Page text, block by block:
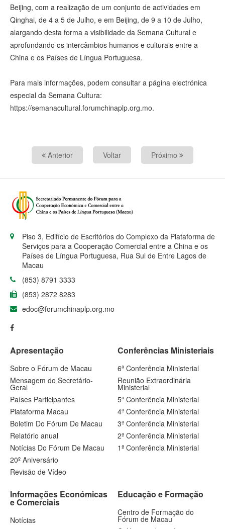
Beijing, com a realização de um conjunto de actividades em
Qinghai, de 4 a 5 de Julho, e em Beijing, de 9 a 10 de Julho,
alargando desta forma a visibilidade da Semana Cultural e
aprofundando os intercâmbios humanos e culturais entre a
China e os Países de Língua Portuguesa.
Para mais informações, podem consultar a página electrónica
especial da Semana Cultura:
https://semanacultural.forumchinaplp.org.mo.
Anterior Voltar Próximo
Piso 3, Edifício de Escritórios do Complexo da Plataforma de
Serviços para a Cooperação Comercial entre a China e os
Países de Língua Portuguesa, Rua Sul de Entre Lagos de
Macau
(853) 8791 3333
(853) 2872 8283
edoc@forumchinaplp.org.mo
Apresentação
Sobre o Fórum de Macau
Mensagem do Secretário-
Geral
Países Participantes
Plataforma Macau
Boletim Do Fórum De Macau
Relatório anual
Notícias Do Fórum De Macau
20º Aniversário
Revisão de Vídeo
Conferências Ministeriais
6ª Conferência Ministerial
Reunião Extraordinária
Ministerial
5ª Conferência Ministerial
4ª Conferência Ministerial
3ª Conferência Ministerial
2ª Conferência Ministerial
1ª Conferência Ministerial
Informações Económicas
e Comerciais
Notícias
Educação e Formação
Centro de Formação do
Fórum de Macau